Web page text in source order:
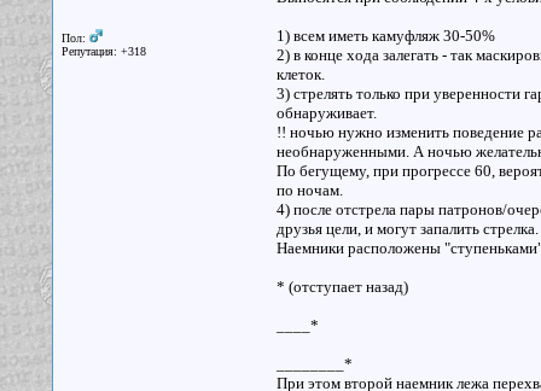
Пол:
Репутация: +318
1) всем иметь камуфляж 30-50%
2) в конце хода залегать - так
клеток.
3) стрелять только при уверенности
обнаруживает.
!! ночью нужно изменить поведение
необнаруженными. А ночью
По бегущему, при прогрессе 60,
по ночам.
4) после отстрела пары патронов/
друзья цели, и могут запалить стрелка.
Наемники расположены
* (отступает назад)
____*
________*
При этом второй наемник лежа